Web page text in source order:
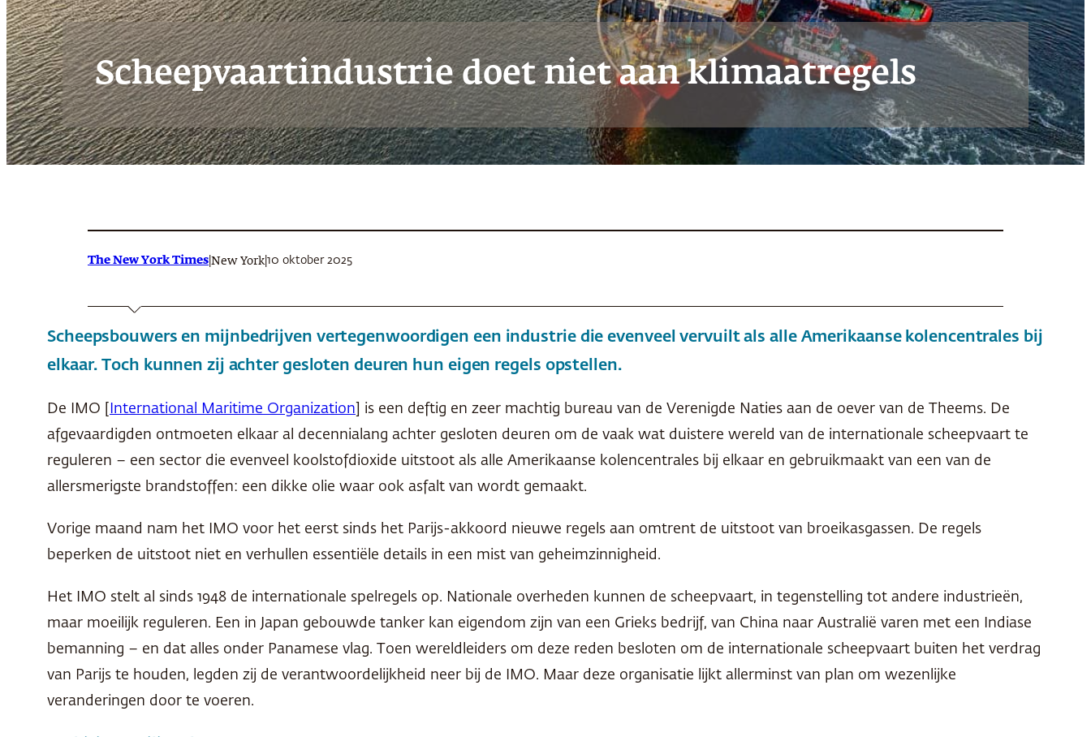
Scheepvaartindustrie doet niet aan klimaatregels
The New York Times New York 10 oktober 2025
Scheepsbouwers en mijnbedrijven vertegenwoordigen een industrie die evenveel vervuilt als alle Amerikaanse kolencentrales bij
elkaar. Toch kunnen zij achter gesloten deuren hun eigen regels opstellen.
De IMO [ International Maritime Organization ] is een deftig en zeer machtig bureau van de Verenigde Naties aan de oever van de Theems. De
afgevaardigden ontmoeten elkaar al decennialang achter gesloten deuren om de vaak wat duistere wereld van de internationale scheepvaart te
reguleren – een sector die evenveel koolstofdioxide uitstoot als alle Amerikaanse kolencentrales bij elkaar en gebruikmaakt van een van de
allersmerigste brandstoffen: een dikke olie waar ook asfalt van wordt gemaakt.
Vorige maand nam het IMO voor het eerst sinds het Parijs-akkoord nieuwe regels aan omtrent de uitstoot van broeikasgassen. De regels
beperken de uitstoot niet en verhullen essentiële details in een mist van geheimzinnigheid.
Het IMO stelt al sinds 1948 de internationale spelregels op. Nationale overheden kunnen de scheepvaart, in tegenstelling tot andere industrieën,
maar moeilijk reguleren. Een in Japan gebouwde tanker kan eigendom zijn van een Grieks bedrijf, van China naar Australië varen met een Indiase
bemanning – en dat alles onder Panamese vlag. Toen wereldleiders om deze reden besloten om de internationale scheepvaart buiten het verdrag
van Parijs te houden, legden zij de verantwoordelijkheid neer bij de IMO. Maar deze organisatie lijkt allerminst van plan om wezenlijke
veranderingen door te voeren.